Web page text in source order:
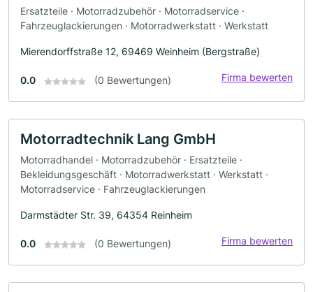
Ersatzteile · Motorradzubehör · Motorradservice ·
Fahrzeuglackierungen · Motorradwerkstatt · Werkstatt
Mierendorffstraße 12, 69469 Weinheim (Bergstraße)
0.0 (0 Bewertungen) Firma bewerten
Motorradtechnik Lang GmbH
Motorradhandel · Motorradzubehör · Ersatzteile ·
Bekleidungsgeschäft · Motorradwerkstatt · Werkstatt ·
Motorradservice · Fahrzeuglackierungen
Darmstädter Str. 39, 64354 Reinheim
0.0 (0 Bewertungen) Firma bewerten